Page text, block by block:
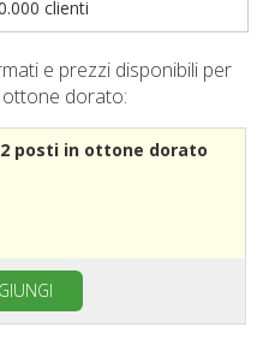
clienti
e prezzi disponibili per
dorato:
posti in ottone dorato